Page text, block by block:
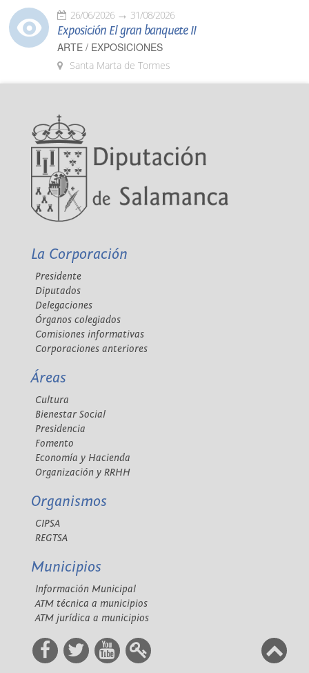
26/06/2026 31/08/2026
Exposición El gran banquete II
ARTE / EXPOSICIONES
Santa Marta de Tormes
La Corporación
Presidente
Diputados
Delegaciones
Órganos colegiados
Comisiones informativas
Corporaciones anteriores
Áreas
Cultura
Bienestar Social
Presidencia
Fomento
Economía y Hacienda
Organización y RRHH
Organismos
CIPSA
REGTSA
Municipios
Información Municipal
ATM técnica a municipios
ATM jurídica a municipios